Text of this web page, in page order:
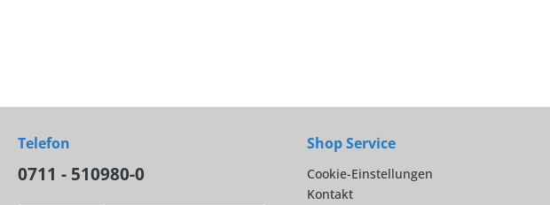
Telefon
0711 - 510980-0
Shop Service
Cookie-Einstellungen
Kontakt